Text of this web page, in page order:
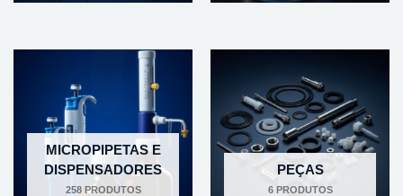
MICROPIPETAS E
DISPENSADORES
258 PRODUTOS
PEÇAS
6 PRODUTOS